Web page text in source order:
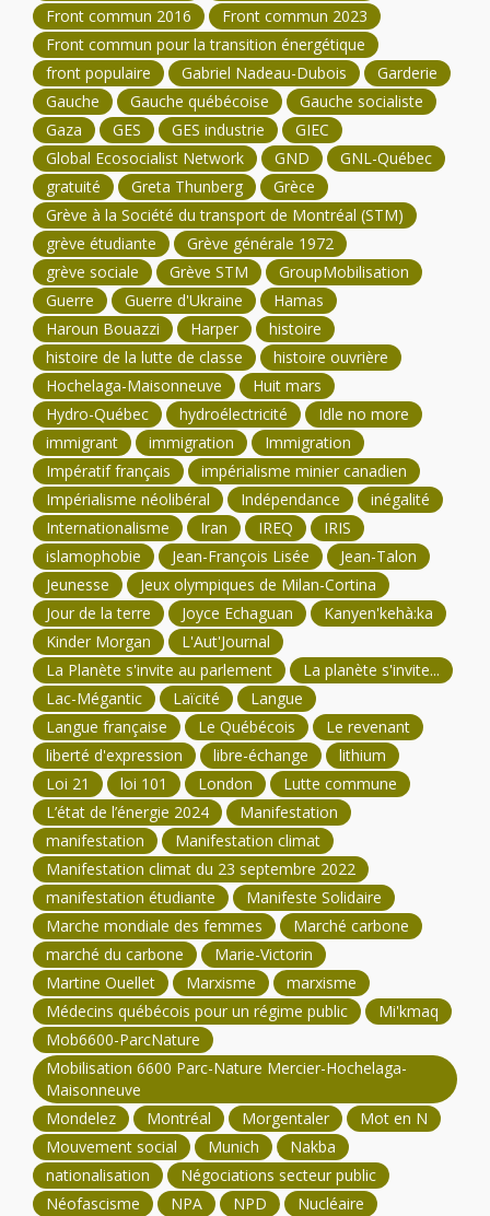
Front commun 2016
Front commun 2023
Front commun pour la transition énergétique
front populaire
Gabriel Nadeau-Dubois
Garderie
Gauche
Gauche québécoise
Gauche socialiste
Gaza
GES GES industrie
GIEC
Global Ecosocialist Network
GND
GNL-Québec
gratuité
Greta Thunberg
Grèce
Grève à la Société du transport de Montréal (STM)
grève étudiante
Grève générale 1972
grève sociale
Grève STM
GroupMobilisation
Guerre
Guerre d'Ukraine
Hamas
Haroun Bouazzi
Harper
histoire
histoire de la lutte de classe
histoire ouvrière
Hochelaga-Maisonneuve
Huit mars
Hydro-Québec
hydroélectricité
Idle no more
immigrant
immigration
Immigration
Impératif français
impérialisme minier canadien
Impérialisme néolibéral
Indépendance
inégalité
Internationalisme
Iran IREQ
IRIS
islamophobie
Jean-François Lisée
Jean-Talon
Jeunesse
Jeux olympiques de Milan-Cortina
Jour de la terre
Joyce Echaguan
Kanyen'kehà:ka
Kinder Morgan
L'Aut'Journal
La Planète s'invite au parlement
La planète s'invite...
Lac-Mégantic
Laïcité
Langue
Langue française
Le Québécois
Le revenant
liberté d'expression
libre-échange
lithium
Loi 21
loi 101 London
Lutte commune
L’état de l’énergie 2024
Manifestation
manifestation
Manifestation climat
Manifestation climat du 23 septembre 2022
manifestation étudiante
Manifeste Solidaire
Marche mondiale des femmes
Marché carbone
marché du carbone
Marie-Victorin
Martine Ouellet
Marxisme
marxisme
Médecins québécois pour un régime public
Mi'kmaq
Mob6600-ParcNature
Mobilisation 6600 Parc-Nature Mercier-Hochelaga-
Maisonneuve
Mondelez
Montréal Morgentaler
Mot en N
Mouvement social
Munich
Nakba
nationalisation
Négociations secteur public
Néofascisme
NPA NPD
Nucléaire